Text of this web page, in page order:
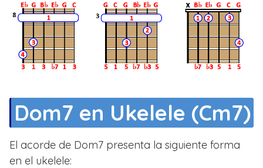
Dom7 en Ukelele (Cm7)
El acorde de Dom7 presenta la siguiente forma
en el ukelele: